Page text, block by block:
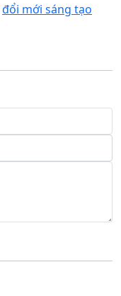
đổi mới sáng tạo